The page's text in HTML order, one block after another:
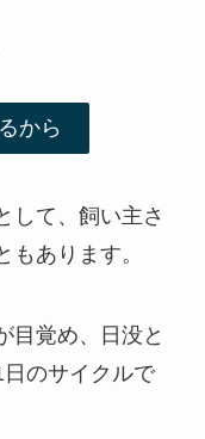
から
して、飼い主さ
あります。
目覚め、日没と
のサイクルで